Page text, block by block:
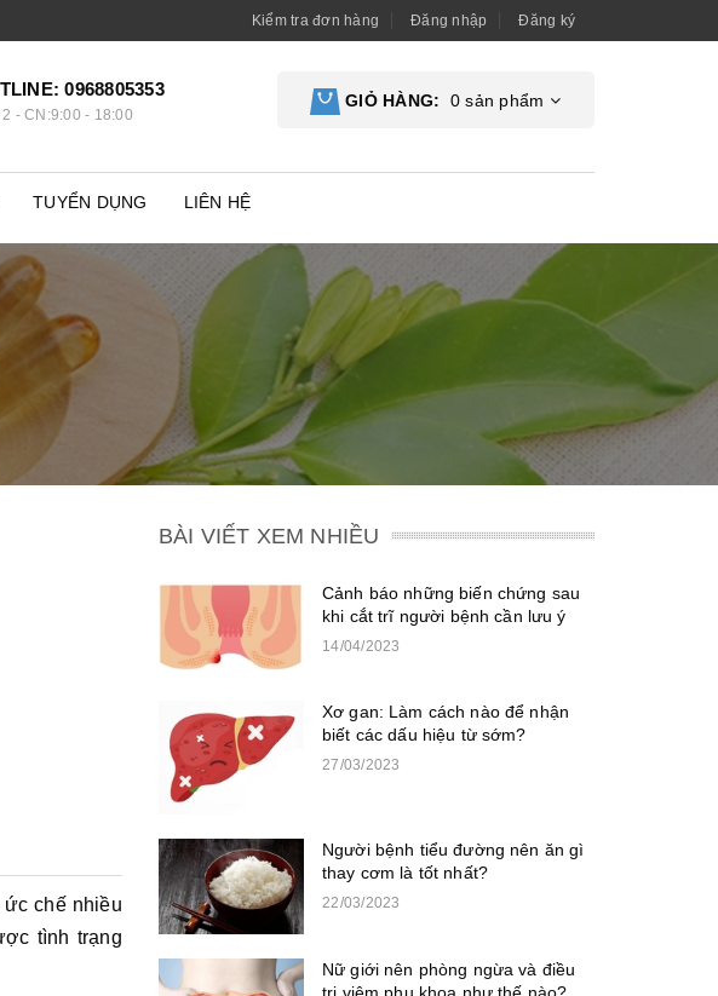
Kiểm tra đơn hàng Đăng nhập Đăng ký
0968805353
- CN:9:00 - 18:00
GIỎ HÀNG: 0 sản phẩm
TUYỂN DỤNG LIÊN HỆ
ức chế nhiều
tình trạng
BÀI VIẾT XEM NHIỀU
Cảnh báo những biến chứng sau
khi cắt trĩ người bệnh cần lưu ý
14/04/2023
Xơ gan: Làm cách nào để nhận
biết các dấu hiệu từ sớm?
27/03/2023
Người bệnh tiểu đường nên ăn gì
thay cơm là tốt nhất?
22/03/2023
Nữ giới nên phòng ngừa và điều